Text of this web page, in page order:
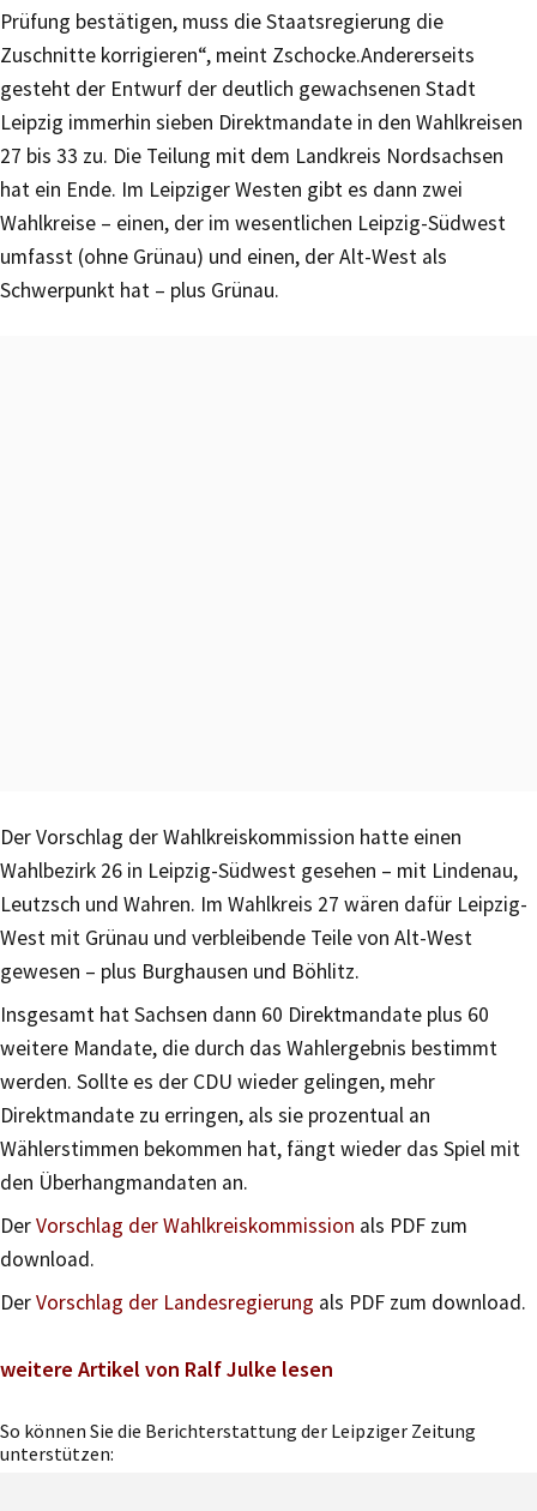
Prüfung bestätigen, muss die Staatsregierung die
Zuschnitte korrigieren“, meint Zschocke.Andererseits
gesteht der Entwurf der deutlich gewachsenen Stadt
Leipzig immerhin sieben Direktmandate in den Wahlkreisen
27 bis 33 zu. Die Teilung mit dem Landkreis Nordsachsen
hat ein Ende. Im Leipziger Westen gibt es dann zwei
Wahlkreise – einen, der im wesentlichen Leipzig-Südwest
umfasst (ohne Grünau) und einen, der Alt-West als
Schwerpunkt hat – plus Grünau.
Der Vorschlag der Wahlkreiskommission hatte einen
Wahlbezirk 26 in Leipzig-Südwest gesehen – mit Lindenau,
Leutzsch und Wahren. Im Wahlkreis 27 wären dafür Leipzig-
West mit Grünau und verbleibende Teile von Alt-West
gewesen – plus Burghausen und Böhlitz.
Insgesamt hat Sachsen dann 60 Direktmandate plus 60
weitere Mandate, die durch das Wahlergebnis bestimmt
werden. Sollte es der CDU wieder gelingen, mehr
Direktmandate zu erringen, als sie prozentual an
Wählerstimmen bekommen hat, fängt wieder das Spiel mit
den Überhangmandaten an.
DerVorschlag der Wahlkreiskommission als PDF zum
download.
DerVorschlag der Landesregierung als PDF zum download.
weitere Artikel von Ralf Julke lesen
So können Sie die Berichterstattung der Leipziger Zeitung
unterstützen: